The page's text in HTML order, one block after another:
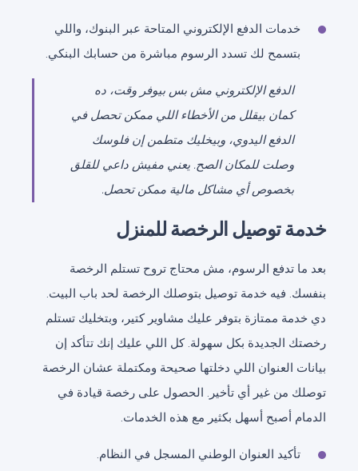
خدمات الدفع الإلكتروني المتاحة عبر البنوك، واللي
بتسمح لك تسدد الرسوم مباشرة من حسابك البنكي.
الدفع الإلكتروني مش بس بيوفر وقت، ده
كمان بيقلل من الأخطاء اللي ممكن تحصل في
الدفع اليدوي، وبيخليك متطمن إن فلوسك
وصلت للمكان الصح. يعني مفيش داعي للقلق
بخصوص أي مشاكل مالية ممكن تحصل.
خدمة توصيل الرخصة للمنزل
بعد ما تدفع الرسوم، مش محتاج تروح تستلم الرخصة
بنفسك. فيه خدمة توصيل بتوصلك الرخصة لحد باب البيت.
دي خدمة ممتازة بتوفر عليك مشاوير كتير، وبتخليك تستلم
رخصتك الجديدة بكل سهولة. كل اللي عليك إنك تتأكد إن
بيانات العنوان اللي دخلتها صحيحة ومكتملة عشان الرخصة
توصلك من غير أي تأخير. الحصول على رخصة قيادة في
الدمام أصبح أسهل بكثير مع هذه الخدمات.
تأكيد العنوان الوطني المسجل في النظام.